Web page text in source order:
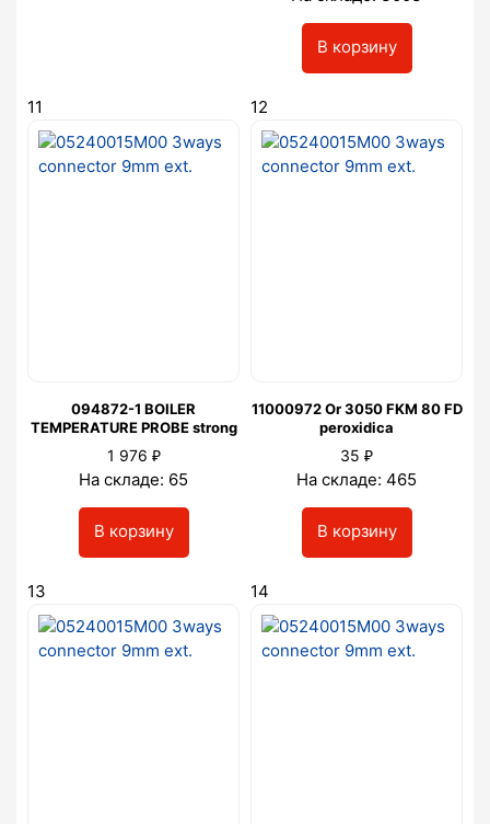
В корзину
11
094872-1 BOILER
TEMPERATURE PROBE strong
1 976 ₽
На складе: 65
В корзину
12
11000972 Or 3050 FKM 80 FD
peroxidica
35 ₽
На складе: 465
В корзину
13 14